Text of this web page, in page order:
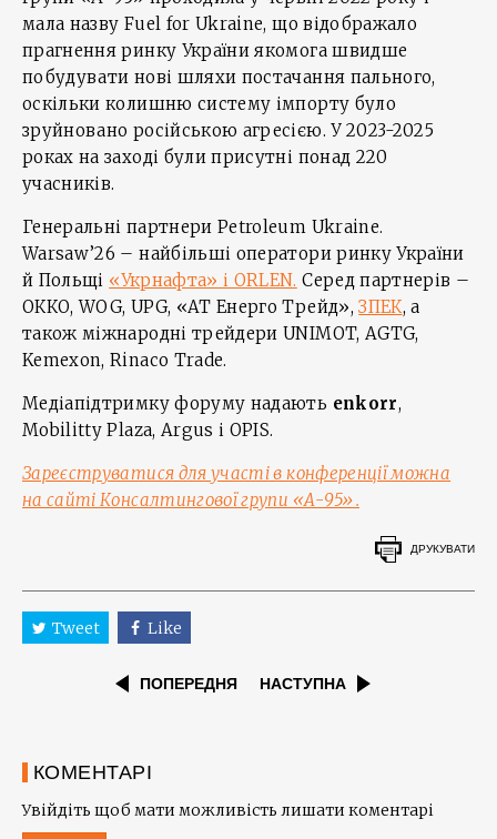
мала назву Fuel for Ukraine, що відображало
прагнення ринку України якомога швидше
побудувати нові шляхи постачання пального,
оскільки колишню систему імпорту було
зруйновано російською агресією. У 2023-2025
роках на заході були присутні понад 220
учасників.
Генеральні партнери Petroleum Ukraine.
Warsaw’26 – найбільші оператори ринку України
й Польщі «Укрнафта» і ORLEN. Серед партнерів –
ОККО, WOG, UPG, «АТ Енерго Трейд»,ЗПЕК, а
також міжнародні трейдери UNIMOT, AGTG,
Kemexon, Rinaco Trade.
Медіапідтримку форуму надають enkorr,
Mobilitty Plaza, Argus і OPIS.
Зареєструватися для участі в конференції можна
на сайті Консалтингової групи «А-95».
ДРУКУВАТИ
Tweet Like
ПОПЕРЕДНЯ НАСТУПНА
КОМЕНТАРІ
Увійдіть щоб мати можливість лишати коментарі